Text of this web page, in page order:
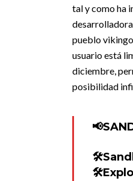
tal y como ha
desarrolladora
pueblo
usuario está
diciembre,
posibilidad